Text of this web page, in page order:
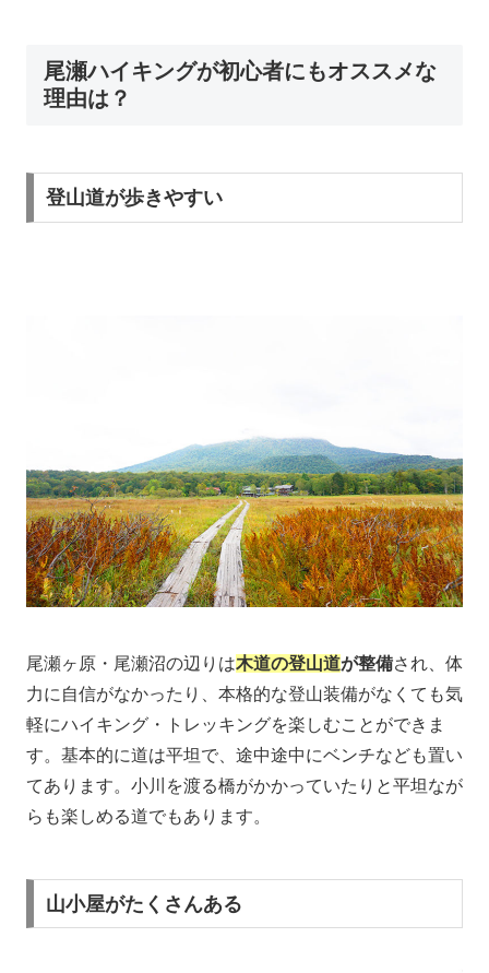
尾瀬ハイキングが初心者にもオススメな
理由は？
登山道が歩きやすい
尾瀬ヶ原・尾瀬沼の辺りは木道の登山道が整備され、体
力に自信がなかったり、本格的な登山装備がなくても気
軽にハイキング・トレッキングを楽しむことができま
す。基本的に道は平坦で、途中途中にベンチなども置い
てあります。小川を渡る橋がかかっていたりと平坦なが
らも楽しめる道でもあります。
山小屋がたくさんある